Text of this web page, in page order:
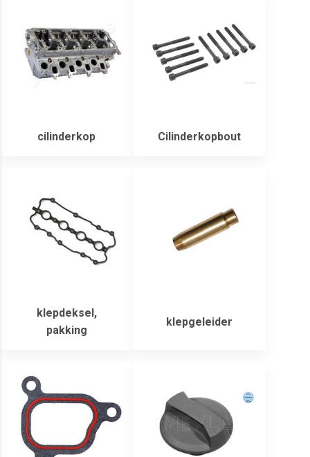
cilinderkop Cilinderkopbout
klepdeksel,
pakking
klepgeleider